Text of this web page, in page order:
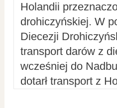
Holandii
drohiczyńskiej. W
Diecezji
transport darów z
wcześniej do
dotarł transport z